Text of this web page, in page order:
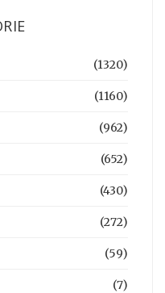
(1320)
(1160)
(962)
(652)
(430)
(272)
(59)
(7)